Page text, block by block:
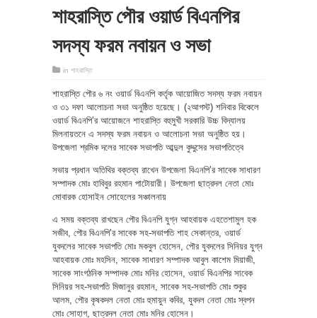
শাহরাস্তি পৌর ওয়ার্ড বিএনপির
সদস্য ফরম নবায়ন ও সভা
in শাহরাস্তি
শাহরাস্তি পৌর ৬ নং ওয়ার্ড বিএনপি কর্তৃক আয়োজিত সদস্য ফরম নবায়ন
ও ৩১ দফা আলোচনা সভা অনুষ্ঠিত হয়েছে। (২আগস্ট) শনিবার বিকেলে
ওয়ার্ড বিএনপি’র আয়োজনে শাহরাস্তি বহুমুখী সরকারি উচ্চ বিদ্যালয়
মিলনায়তনে এ সদস্য ফরম নবায়ন ও আলোচনা সভা অনুষ্ঠিত হয়।
উপজেলা শ্রমিক দলের সাবেক সভাপতি আব্দুল কুদ্দুসের সভাপতিত্বে
সভায় প্রধান অতিথির বক্তব্য রাখেন উপজেলা বিএনপি’র সাবেক সাধারণ
সম্পাদক মোঃ হাবিবুর রহমান পাটোয়ারী। উপজেলা ছাত্রদল নেতা মোঃ
মোবারক হোসাইন সোহেলের সঞ্চালনায়
এ সময় বক্তব্য রাখছেন পৌর বিএনপি যুগ্ন আহবায়ক এহতেশামুল হক
সজীব, পৌর বিএনপি’র সাবেক সহ-সভাপতি শাহ সেকান্তর, ওয়ার্ড
যুবদলের সাবেক সভাপতি মোঃ মকবুল হোসেন, পৌর যুবদলের সিনিয়র যুগ্ন
আহবায়ক মোঃ মহসিন, সাবেক সাধারণ সম্পাদক আবুল কাশেম মিয়াজী,
সাবেক সাংগঠনিক সম্পাদক মোঃ মনির হোসেন, ওয়ার্ড বিএনপির সাবেক
সিনিয়র সহ-সভাপতি মিজানুর রহমান, সাবেক সহ-সভাপতি মোঃ শুকুর
আলম, পৌর কৃষকদল নেতা মোঃ হুমায়ুন কবির, যুবদল নেতা মোঃ স্বপন
মোঃ সোহাগ, ছাত্রদল নেতা মোঃ মনির হোসেন।